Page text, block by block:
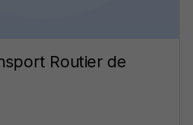
Routier de